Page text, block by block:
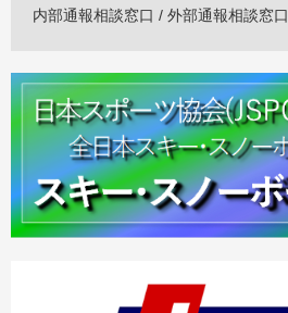
内部通報相談窓口 / 外部通報相談窓口